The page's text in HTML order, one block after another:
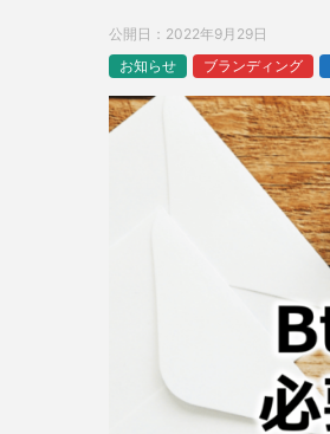
公開日： 2022年9月29日
お知らせ
ブランディング